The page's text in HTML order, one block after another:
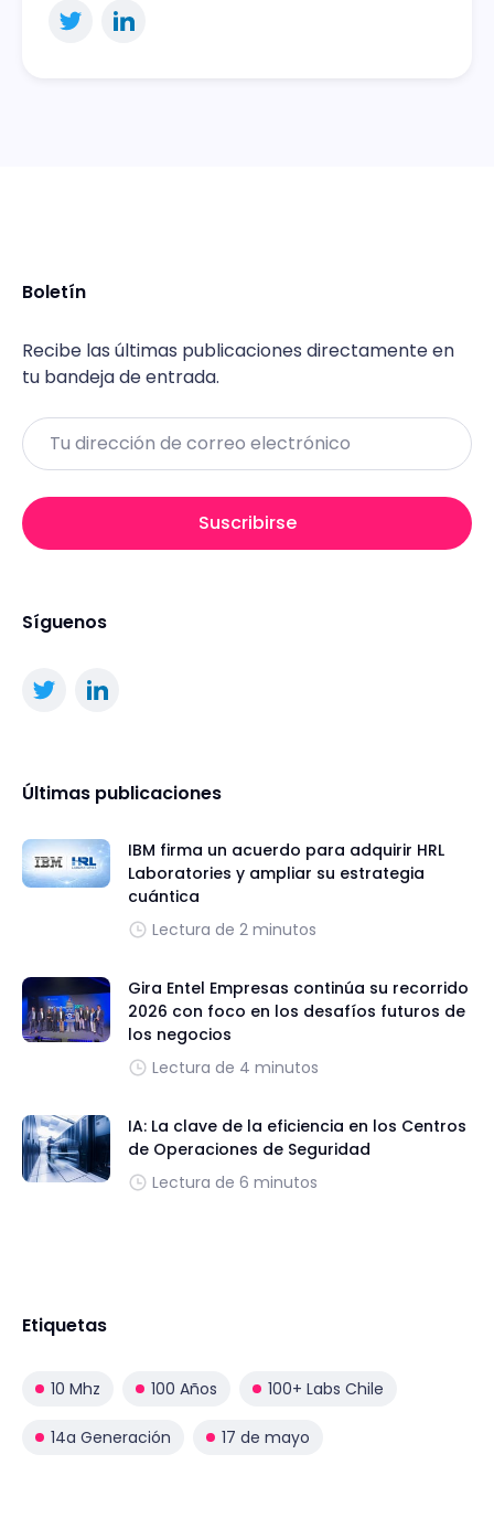
Boletín
Recibe las últimas publicaciones directamente en
tu bandeja de entrada.
Email
Suscribirse
Síguenos
Últimas publicaciones
IBM firma un acuerdo para adquirir HRL
Laboratories y ampliar su estrategia
cuántica
Lectura de 2 minutos
Gira Entel Empresas continúa su recorrido
2026 con foco en los desafíos futuros de
los negocios
Lectura de 4 minutos
IA: La clave de la eficiencia en los Centros
de Operaciones de Seguridad
Lectura de 6 minutos
Etiquetas
10 Mhz 100 Años 100+ Labs Chile
14a Generación 17 de mayo